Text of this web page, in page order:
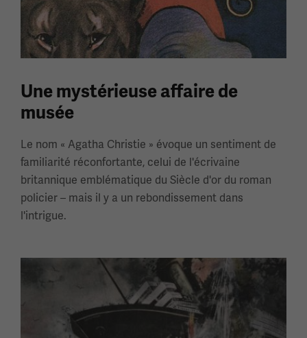
Une mystérieuse affaire de
musée
Le nom « Agatha Christie » évoque un sentiment de
familiarité réconfortante, celui de l'écrivaine
britannique emblématique du Siècle d'or du roman
policier – mais il y a un rebondissement dans
l'intrigue.